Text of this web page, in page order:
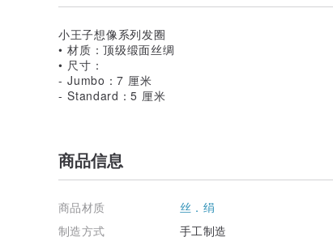
小王子想像系列发圈
• 材质：顶级缎面丝绸
• 尺寸：
- Jumbo：7 厘米
- Standard：5 厘米
商品信息
商品材质
丝．绢
制造方式
手工制造